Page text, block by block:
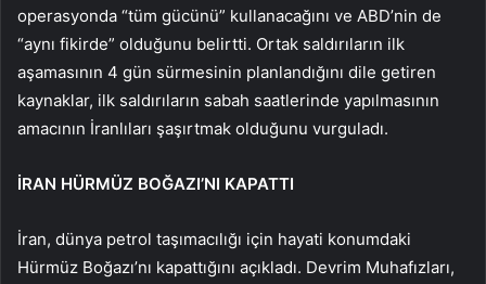
operasyonda “tüm gücünü” kullanacağını ve ABD’nin de
“aynı fikirde” olduğunu belirtti. Ortak saldırıların ilk
aşamasının 4 gün sürmesinin planlandığını dile getiren
kaynaklar, ilk saldırıların sabah saatlerinde yapılmasının
amacının İranlıları şaşırtmak olduğunu vurguladı.
İRAN HÜRMÜZ BOĞAZI’NI KAPATTI
İran, dünya petrol taşımacılığı için hayati konumdaki
Hürmüz Boğazı’nı kapattığını açıkladı. Devrim Muhafızları,